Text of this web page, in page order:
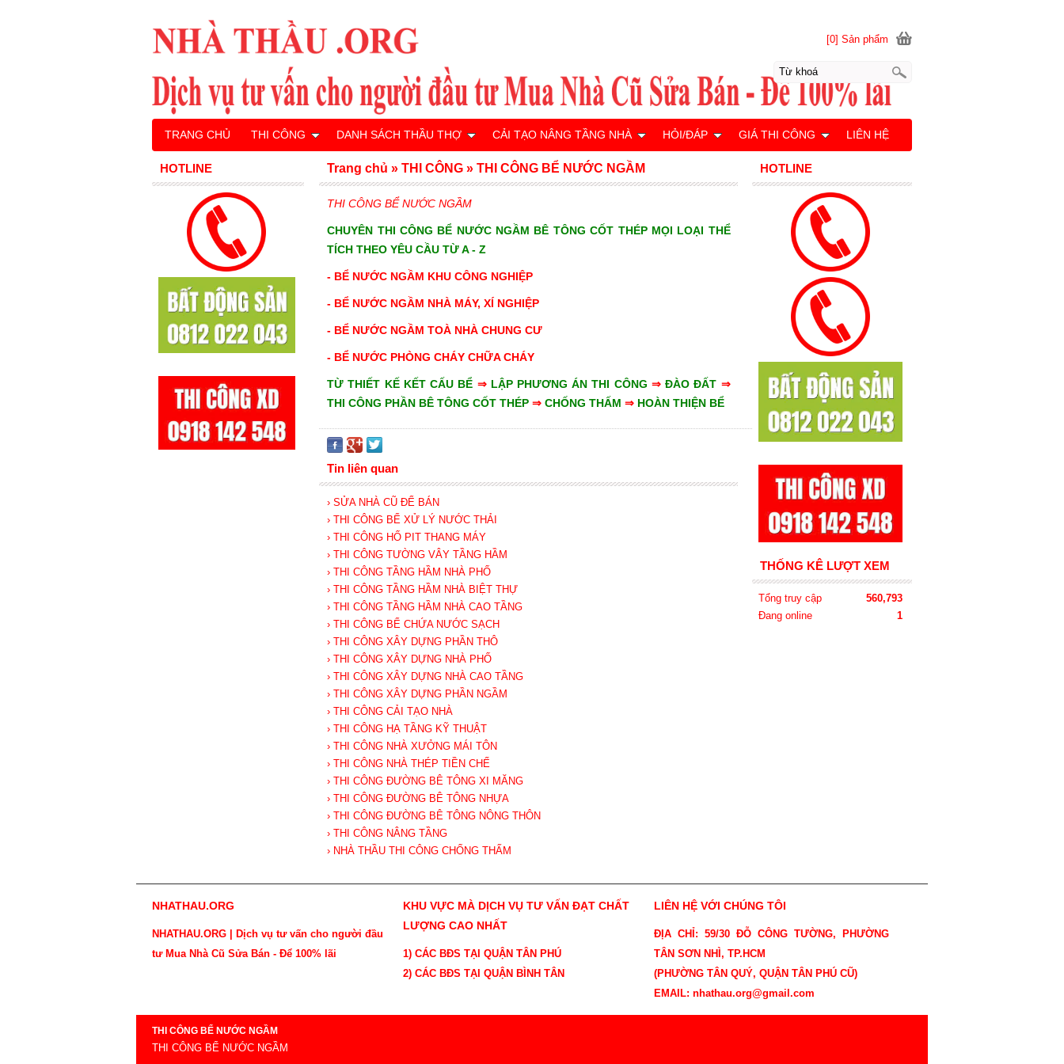
THI CÔNG BỂ NƯỚC NGẦM
THI CÔNG BỂ NƯỚC NGẦM
THI CÔNG BỂ NƯỚC NGẦM
CHUYÊN THI CÔNG BỂ NƯỚC NGẦM BÊ TÔNG CỐT THÉP MỌI LOẠI THỂ
TÍCH THEO YÊU CẦU TỪ A - Z
- BỂ NƯỚC NGẦM KHU CÔNG NGHIỆP
- BỂ NƯỚC NGẦM NHÀ MÁY, XÍ NGHIỆP
- BỂ NƯỚC NGẦM TOÀ NHÀ CHUNG CƯ
- BỂ NƯỚC PHÒNG CHÁY CHỮA CHÁY
TỪ THIẾT KẾ KẾT CẤU BỂ ⇒LẬP PHƯƠNG ÁN THI CÔNG ⇒ĐÀO ĐẤT ⇒
THI CÔNG PHẦN BÊ TÔNG CỐT THÉP⇒ CHỐNG THẤM⇒ HOÀN THIỆN BỂ
Tin liên quan
› SỬA NHÀ CŨ ĐỂ BÁN
› THI CÔNG BỂ XỬ LÝ NƯỚC THẢI
› THI CÔNG HỐ PIT THANG MÁY
› THI CÔNG TƯỜNG VÂY TẦNG HẦM
› THI CÔNG TẦNG HẦM NHÀ PHỐ
› THI CÔNG TẦNG HẦM NHÀ BIỆT THỰ
› THI CÔNG TẦNG HẦM NHÀ CAO TẦNG
› THI CÔNG BỂ CHỨA NƯỚC SẠCH
› THI CÔNG XÂY DỰNG PHẦN THÔ
› THI CÔNG XÂY DỰNG NHÀ PHỐ
› THI CÔNG XÂY DỰNG NHÀ CAO TẦNG
› THI CÔNG XÂY DỰNG PHẦN NGẦM
› THI CÔNG CẢI TẠO NHÀ
› THI CÔNG HẠ TẦNG KỸ THUẬT
› THI CÔNG NHÀ XƯỞNG MÁI TÔN
› THI CÔNG NHÀ THÉP TIỀN CHẾ
› THI CÔNG ĐƯỜNG BÊ TÔNG XI MĂNG
› THI CÔNG ĐƯỜNG BÊ TÔNG NHỰA
› THI CÔNG ĐƯỜNG BÊ TÔNG NÔNG THÔN
› THI CÔNG NÂNG TẦNG
› NHÀ THẦU THI CÔNG CHỐNG THẤM
Trang chủ »THI CÔNG »THI CÔNG BỂ NƯỚC NGẦM HOTLINE
THỐNG KÊ LƯỢT XEM
Tổng truy cập
560,793
Đang online
1
HOTLINE
[0] Sản phẩm
TRANG CHỦ THI CÔNG DANH SÁCH THẦU THỢ CẢI TẠO NÂNG TẦNG NHÀ HỎI/ĐÁP GIÁ THI CÔNG LIÊN HỆ
NHATHAU.ORG
NHATHAU.ORG | Dịch vụ tư vấn cho người đầu
tư Mua Nhà Cũ Sửa Bán - Để 100% lãi
KHU VỰC MÀ DỊCH VỤ TƯ VẤN ĐẠT CHẤT
LƯỢNG CAO NHẤT
1) CÁC BĐS TẠI QUẬN TÂN PHÚ
2) CÁC BĐS TẠI QUẬN BÌNH TÂN
LIÊN HỆ VỚI CHÚNG TÔI
ĐỊA CHỈ: 59/30 ĐỖ CÔNG TƯỜNG, PHƯỜNG
TÂN SƠN NHÌ, TP.HCM
(PHƯỜNG TÂN QUÝ, QUẬN TÂN PHÚ CŨ)
EMAIL: nhathau.org@gmail.com